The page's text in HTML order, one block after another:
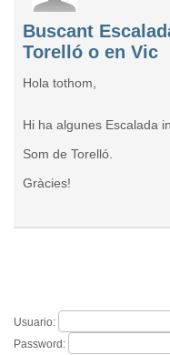
Buscant
Torelló o en Vic
Hola tothom,
Hi ha algunes Escalada
Som de Torelló.
Gràcies!
Usuario:
Password: